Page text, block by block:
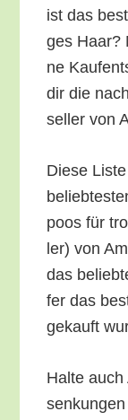
ist das
ges Haar?
ne
dir die
sel­ler von
Die­se
poos für
ler) von
das
fer das
gekauft
Hal­te